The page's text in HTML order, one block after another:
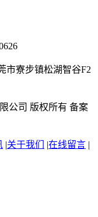
市寮步镇松湖智谷F2
公司 版权所有 备案
|关于我们 |在线留言 |